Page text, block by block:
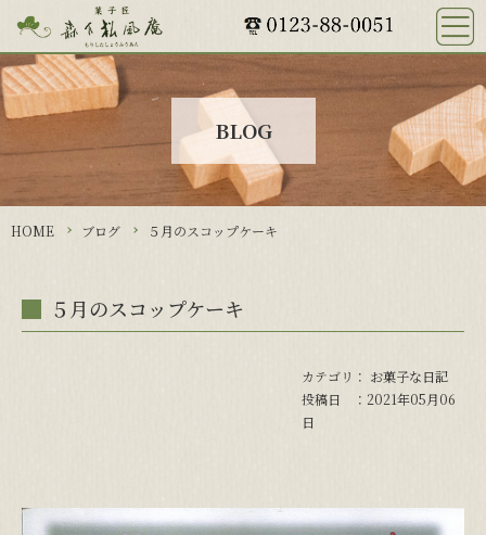
HOME
おすすめ商品
おすすめ商品一覧
かりんとう饅頭
ながぬまふ輪っと
夕日の郷の
お菓子な日記
商品購入の注意事項等
送料について
BLOG
HOME ブログ ５月のスコップケーキ
５月のスコップケーキ
カテゴリ： お菓子な日記
投稿日 ：2021年05月06
日